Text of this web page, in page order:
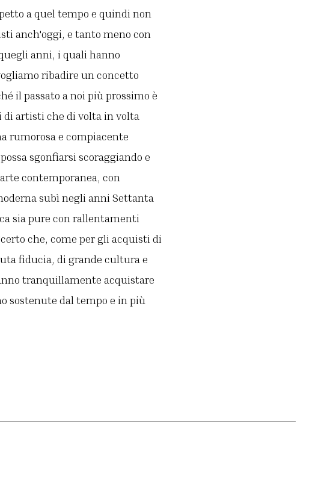
a quel tempo e quindi non
anch'oggi, e tanto meno con
anni, i quali hanno
ribadire un concetto
il passato a noi più prossimo è
di artisti che di volta in volta
rumorosa e compiacente
sgonfiarsi scoraggiando e
contemporanea, con
subì negli anni Settanta
sia pure con rallentamenti
che, come per gli acquisti di
fiducia, di grande cultura e
tranquillamente acquistare
sostenute dal tempo e in più